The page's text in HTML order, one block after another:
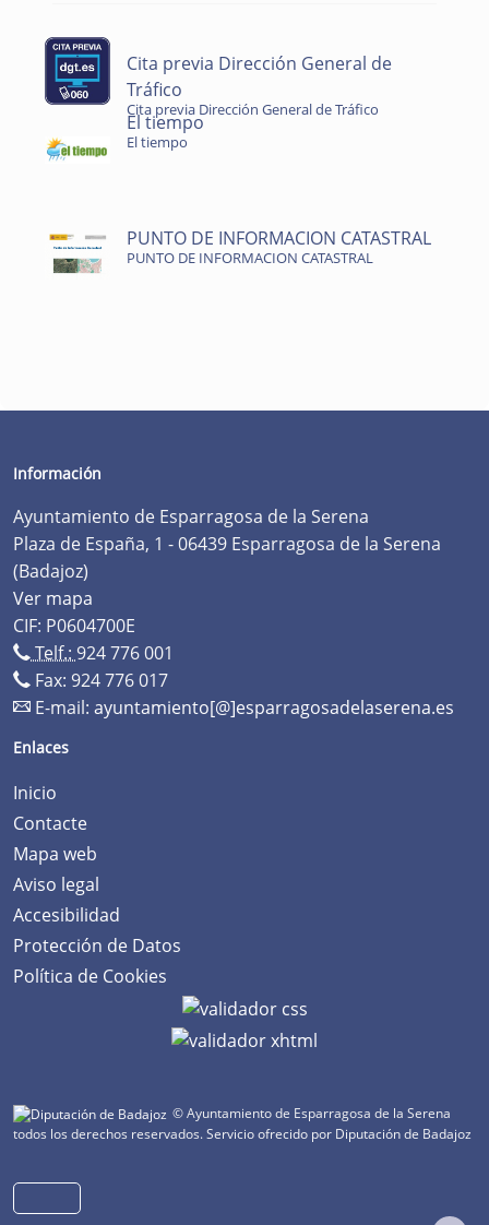
Cita previa Dirección General de
Tráfico
Cita previa Dirección General de Tráfico
El tiempo
El tiempo
PUNTO DE INFORMACION CATASTRAL
PUNTO DE INFORMACION CATASTRAL
Información
Ayuntamiento de Esparragosa de la Serena
Plaza de España, 1 - 06439 Esparragosa de la Serena
(Badajoz)
Ver mapa
CIF: P0604700E
Telf.: 924 776 001
Fax: 924 776 017
E-mail: ayuntamiento[@]esparragosadelaserena.es
Enlaces
Inicio
Contacte
Mapa web
Aviso legal
Accesibilidad
Protección de Datos
Política de Cookies
© Ayuntamiento de Esparragosa de la Serena
todos los derechos reservados.Servicio ofrecido por Diputación de Badajoz